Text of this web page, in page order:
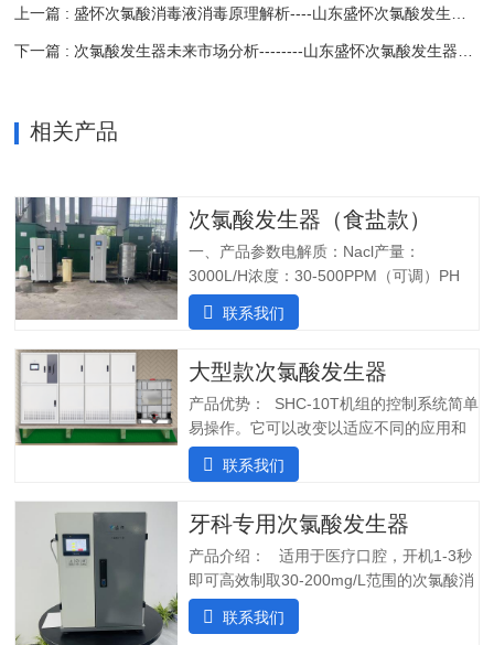
上一篇 : 盛怀次氯酸消毒液消毒原理解析----山东盛怀次氯酸发生器为您全心服务
下一篇 : 次氯酸发生器未来市场分析--------山东盛怀次氯酸发生器为您分析
相关产品
次氯酸发生器（食盐款）
一、产品参数电解质：Nacl产量：
3000L/H浓度：30-500PPM（可调）PH
值：5.0-6.5纯水系统酸水最大功率：
7200W纯水最大功率：1800W输入电压：
装完毕二、产品特点：1.自主研发：可满
足客户个性化定制需求；2.高度集成系
统：前置水预处理系统搭配RO反渗透系
统，一体化集成;3.PLC控制:在线显示浓
度、ph值、氧化还原电位ORP等指标;4.安
操作简单:操作界面简单清晰，无需培训；
守，远程操作，实时显示；三、产品使用
场景：…
联系我们
大型款次氯酸发生器
产品优势： SHC-10T机组的控制系统简单
易操作。它可以改变以适应不同的应用和
条件。液压部分安装了一个流量控制器，
用于在供水中断时关闭SHINE装置，并在
确保在任何给定时间提供所需的剂量。外
壳由非腐蚀性材料制成。管子和连接器采
用进口氟胶管，对腐蚀性溶液具有很强的
抵抗力。所有输入和输出连接器都位于外
壳的侧面，以便方便地放置设备。带有电
联系我们
牙科专用次氯酸发生器
产品介绍： 适用于医疗口腔，开机1-3秒
即可高效制取30-200mg/L范围的次氯酸消
毒水；使用口腔水路消毒一体机生成的微
酸性电解次氯酸水，作为口腔治疗台的牙
联系我们